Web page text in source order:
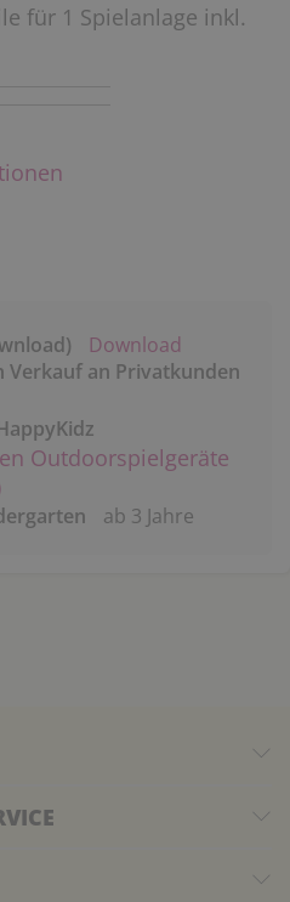
für 1 Spielanlage inkl.
Download
Verkauf an Privatkunden
Outdoorspielgeräte
ab 3 Jahre